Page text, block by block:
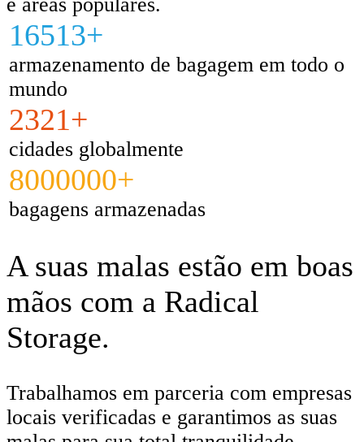
16513+
armazenamento de bagagem em todo o
mundo
2321+
cidades globalmente
8000000+
bagagens armazenadas
A suas malas estão em boas
mãos com a Radical
Storage.
Trabalhamos em parceria com empresas
locais verificadas e garantimos as suas